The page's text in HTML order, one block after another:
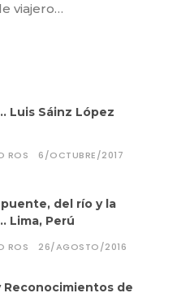
viajero…
Luis Sáinz López
ROS 6/OCTUBRE/2017
del río y la
Lima, Perú
ROS 26/AGOSTO/2016
Reconocimientos de